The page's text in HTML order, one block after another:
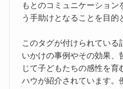
もとのコミュニケーション
う手助けとなることを目的
このタグが付けられている
いかけの事例やその効果、
じて子どもたちの感性を育
ハウが紹介されています。